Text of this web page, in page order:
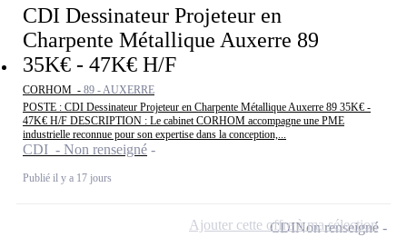
CDI Dessinateur Projeteur en
Charpente Métallique Auxerre 89
35K€ - 47K€ H/F
CORHOM - 89 - AUXERRE
POSTE : CDI Dessinateur Projeteur en Charpente Métallique Auxerre 89 35K€ -
47K€ H/F DESCRIPTION : Le cabinet CORHOM accompagne une PME
industrielle reconnue pour son expertise dans la conception,...
CDI - Non renseigné
Publié il y a 17 jours
CDINon renseigné
Ajouter cette offre à ma sélection